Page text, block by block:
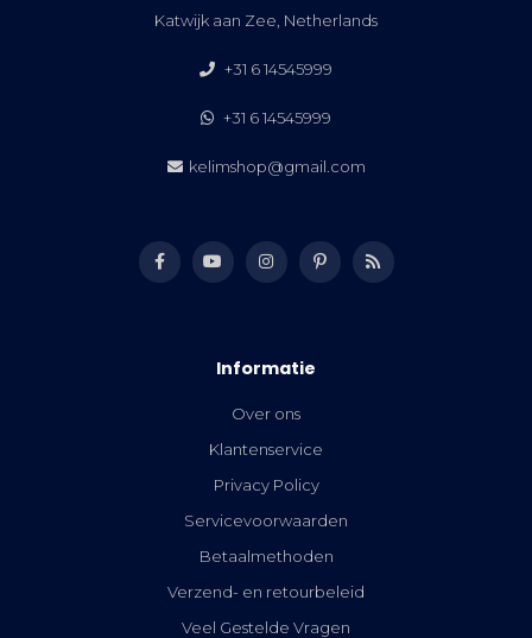
Katwijk aan Zee, Netherlands
+31 6 14545999
+31 6 14545999
kelimshop@gmail.com
Informatie
Over ons
Klantenservice
Privacy Policy
Servicevoorwaarden
Betaalmethoden
Verzend- en retourbeleid
Veel Gestelde Vragen